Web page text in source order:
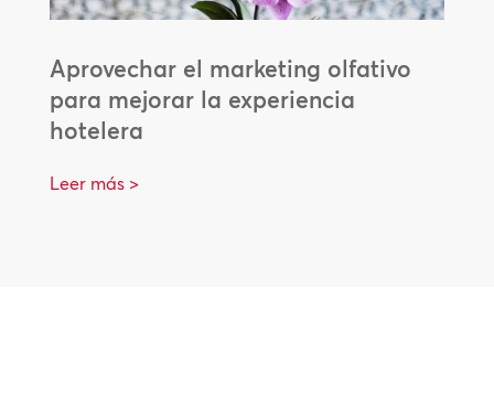
Aprovechar el marketing olfativo
para mejorar la experiencia
hotelera
Leer más >